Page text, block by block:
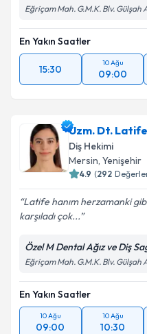
Eğriçam Mah. G.M.K. Blv. Gülşah
En Yakın Saatler
15:30
10 Ağu
09:00
Uzm. Dt.
Diş Hekimi
Mersin, Yenişehir
4.9 (292
Latife hanım herzamanki
karşıladı çok...
Özel M Dental Ağız ve Diş
Eğriçam Mah. G.M.K. Blv. Gülşah
En Yakın Saatler
10 Ağu
09:00
10 Ağu
10:30